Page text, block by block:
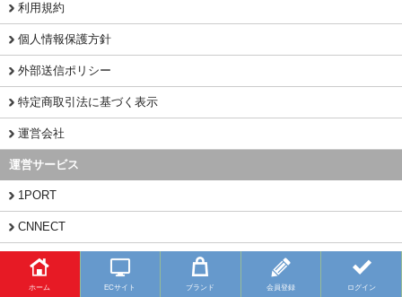
ホーム ECサイト ブランド 会員登録 ログイン
利用規約
個人情報保護方針
外部送信ポリシー
特定商取引法に基づく表示
運営会社
運営サービス
1PORT
CNNECT
CHINAMART
Copyright (C) 2026 BUYFY.JP All Rights Reserved.